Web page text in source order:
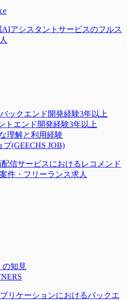
AIアシスタントサービスのフルス
ックエンド開発経験3年以上
トエンド開発経験3年以上
理解と利用経験
(GEECHS JOB)
配信サービスにおけるレコメンド
件・フリーランス求人
の知見
リケーションにおけるバックエ